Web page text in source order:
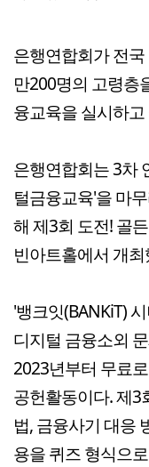
은행연합회가 전
만200명의 고령층
융교육을 실시하
은행연합회는 3차
털금융교육'을 마
해 제3회 도전! 골
빈아트홀에서 개
'뱅크잇(BANKiT)
디지털 금융소외
2023년부터 무료
공헌활동이다. 제3
법, 금융사기 대응
용을 퀴즈 형식으